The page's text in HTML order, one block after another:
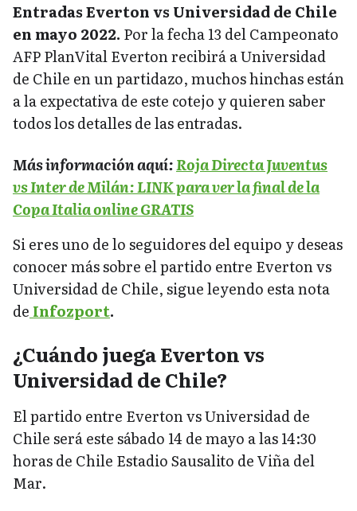
Entradas Everton vs Universidad de Chile
en mayo 2022. Por la fecha 13 del Campeonato
AFP PlanVital Everton recibirá a Universidad
de Chile en un partidazo, muchos hinchas están
a la expectativa de este cotejo y quieren saber
todos los detalles de las entradas.
Más información aquí:Roja Directa Juventus
vs Inter de Milán: LINK para ver la final de la
Copa Italia online GRATIS
Si eres uno de lo seguidores del equipo y deseas
conocer más sobre el partido entre Everton vs
Universidad de Chile, sigue leyendo esta nota
de Infozport.
¿Cuándo juega Everton vs
Universidad de Chile?
El partido entre Everton vs Universidad de
Chile será este sábado 14 de mayo a las 14:30
horas de Chile Estadio Sausalito de Viña del
Mar.